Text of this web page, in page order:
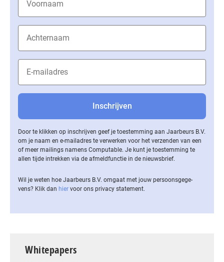
Door te klikken op inschrijven geef je toestemming aan Jaarbeurs B.V.
om je naam en e-mailadres te verwerken voor het verzenden van een
of meer mailings namens Computable. Je kunt je toestemming te
allen tijde intrekken via de af­meld­func­tie in de nieuwsbrief.
Wil je weten hoe Jaarbeurs B.V. omgaat met jouw per­soons­ge­ge­
vens? Klik dan hier voor ons privacy statement.
Whitepapers